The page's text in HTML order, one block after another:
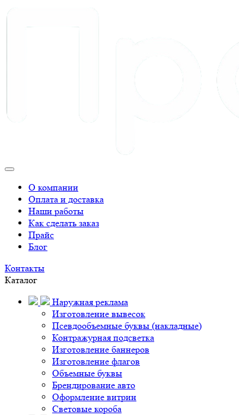
О компании
Оплата и доставка
Наши работы
Как сделать заказ
Прайс
Блог
Контакты
Каталог
Наружная реклама
Изготовление вывесок
Псевдообъемные буквы (накладные)
Контражурная подсветка
Изготовление баннеров
Изготовление флагов
Объемные буквы
Брендирование авто
Оформление витрин
Световые короба